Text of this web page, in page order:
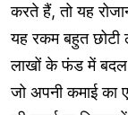
करते हैं, तो यह
यह रकम बहुत
लाखों के फंड में बदल
जो अपनी कमाई का